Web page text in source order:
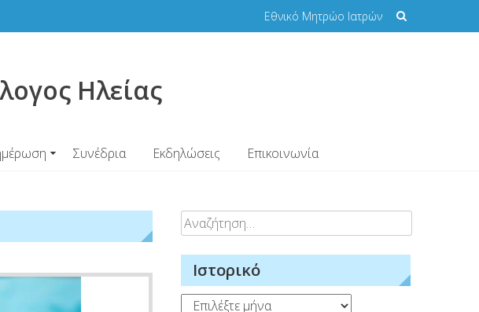
Εθνικό Μητρώο Ιατρών
Ηλείας
Συνέδρια Εκδηλώσεις Επικοινωνία
Αναζήτηση
για:
Ιστορικό
Ιστορικό